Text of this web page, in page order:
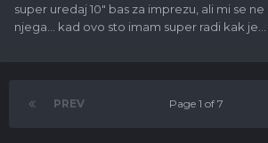
super uredaj 10" bas za imprezu, ali mi se
njega... kad ovo sto imam super radi kak je...
PREV Page 1 of 7